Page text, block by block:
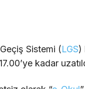
Sistemi (LGS)
kadar